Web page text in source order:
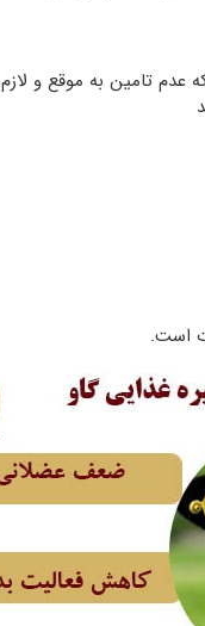
عدم تامین به موقع و
است.